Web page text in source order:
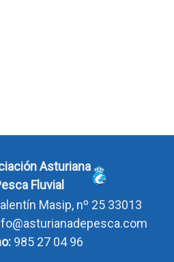
Asturiana
Fluvial
Masip, nº 25 33013
985 27 04 96